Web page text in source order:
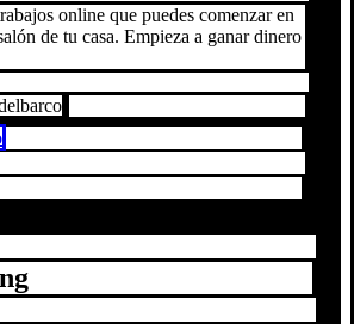
online que puedes comenzar en
de tu casa. Empieza a ganar dinero